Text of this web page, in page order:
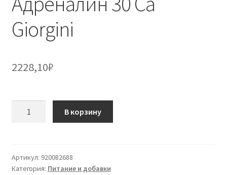
Giorgini
2228,10₽
Ca
Giorgini
В корзину
Артикул: 920082688
Категория: Питание и добавки